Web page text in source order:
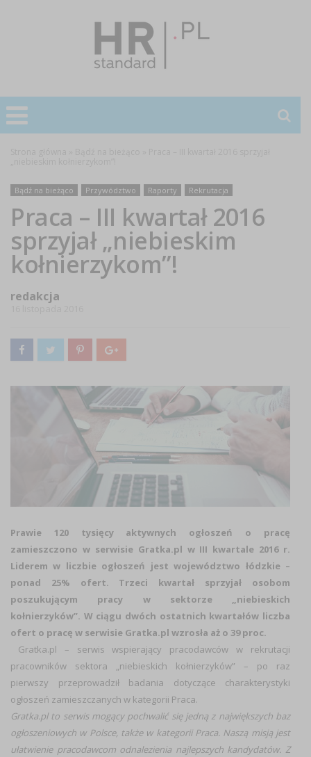
Bądź na bieżąco Przywództwo Raporty Rekrutacja
Praca – III kwartał 2016
sprzyjał „niebieskim
kołnierzykom”!
redakcja
Prawie 120 tysięcy aktywnych ogłoszeń o pracę
zamieszczono w serwisie Gratka.pl w III kwartale 2016 r.
Liderem w liczbie ogłoszeń jest województwo łódzkie –
ponad 25% ofert. Trzeci kwartał sprzyjał osobom
poszukującym pracy w sektorze „niebieskich
kołnierzyków”. W ciągu dwóch ostatnich kwartałów liczba
ofert o pracę w serwisie Gratka.pl wzrosła aż o 39 proc.
Gratka.pl – serwis wspierający pracodawców w rekrutacji
pracowników sektora „niebieskich kołnierzyków” – po raz
pierwszy przeprowadził badania dotyczące charakterystyki
ogłoszeń zamieszczanych w kategorii Praca.
Gratka.pl to serwis mogący pochwalić się jedną z największych baz
ogłoszeniowych w Polsce, także w kategorii Praca. Naszą misją jest
ułatwienie pracodawcom odnalezienia najlepszych kandydatów. Z